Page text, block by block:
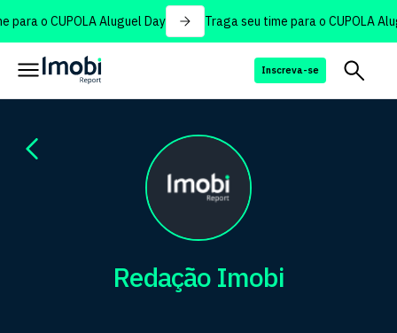
o CUPOLA Aluguel Day Traga seu time para o CUPOLA
Inscreva-se
Redação Imobi